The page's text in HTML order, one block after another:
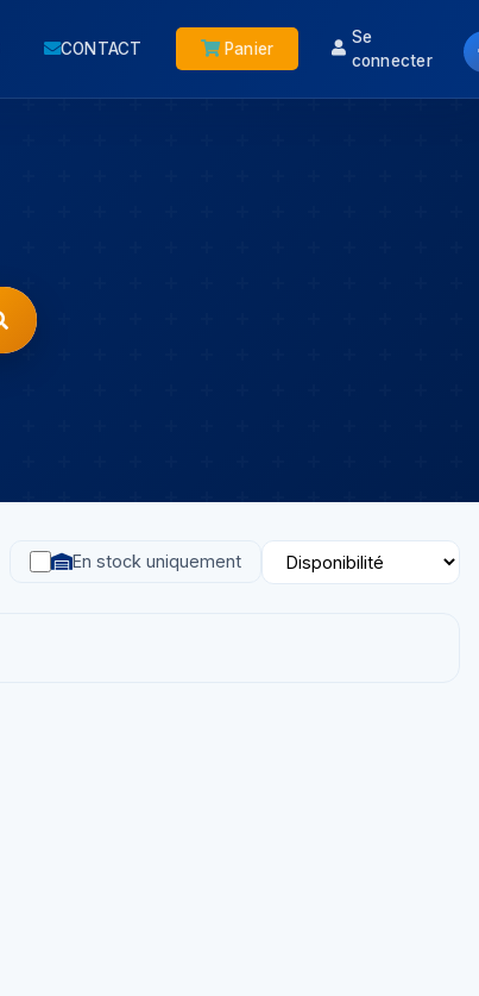
CONTACT Panier
Se
connecter
En stock uniquement